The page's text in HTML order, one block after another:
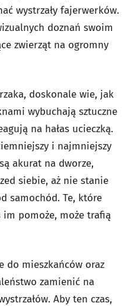
wystrzały fajerwerków.
doznań swoim
zwierząt na ogromny
doskonale wie, jak
wybuchają sztuczne
na hałas ucieczką.
i najmniejszy
akurat na dworze,
siebie, aż nie stanie
samochód. Te, które
im pomoże, może trafią
do mieszkańców oraz
zamienić na
Aby ten czas,